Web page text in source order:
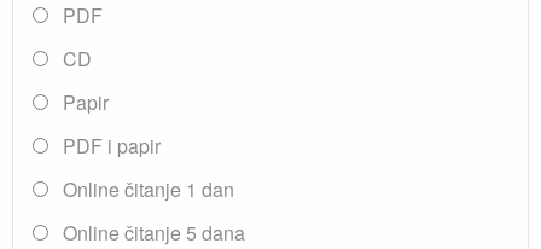
PDF
CD
Papir
PDF i papir
Online čitanje 1 dan
Online čitanje 5 dana